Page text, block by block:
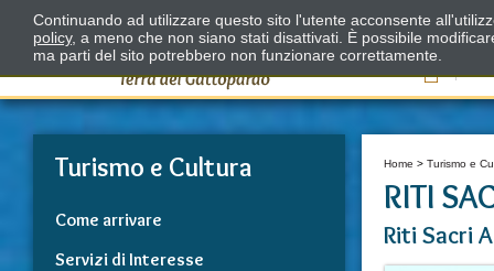
Il
Turismo e Cultura
Come arrivare
Servizi di Interesse
Home >Turismo e
RITI
Riti Sacri
Continuando ad utilizzare questo sito l'utente acconsente
policy, a meno che non siano stati disattivati. È possibile
ma parti del sito potrebbero non funzionare correttamente.